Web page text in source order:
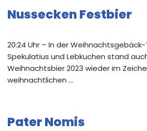
Nussecken Festbier
20:24 Uhr – In der
Spekulatius und Lebkuchen stand
Weihnachtsbier 2023 wieder im
weihnachtlichen …
Pater Nomis